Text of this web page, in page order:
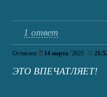
1 ответ
Оставлен: 14 марта ’2025
ЭТО ВПЕЧАТЛЯЕТ!